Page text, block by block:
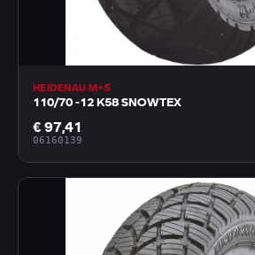
HEIDENAU M+S
110/70 -12 K58 SNOWTEX
€ 97,41
06160139